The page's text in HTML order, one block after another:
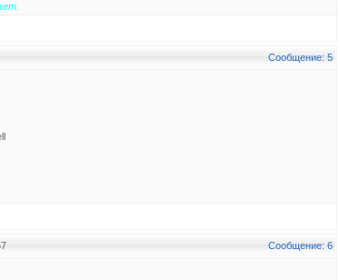
Сообщение: 5
Сообщение: 6